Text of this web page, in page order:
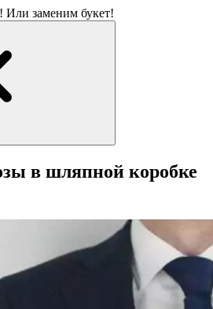
Или заменим букет!
в шляпной коробке